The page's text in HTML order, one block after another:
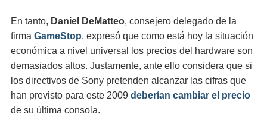
En tanto, Daniel DeMatteo, consejero delegado de la
firma GameStop, expresó que como está hoy la situación
económica a nivel universal los precios del hardware son
demasiados altos. Justamente, ante ello considera que si
los directivos de Sony pretenden alcanzar las cifras que
han previsto para este 2009 deberían cambiar el precio
de su última consola.